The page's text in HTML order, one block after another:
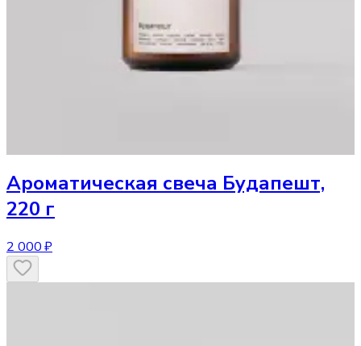
Ароматическая свеча Будапешт,
220 г
2 000 ₽